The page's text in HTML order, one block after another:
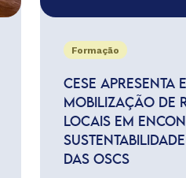
Formação
CESE APRESENTA
MOBILIZAÇÃO DE
LOCAIS EM
DAS OSCS